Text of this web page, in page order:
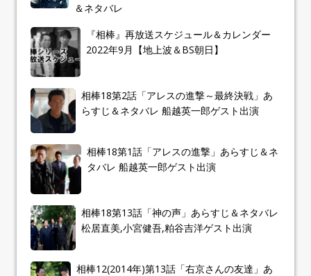
＆ネタバレ
『相棒』再放送スケジュール＆カレンダー
2022年9月【地上波＆BS朝日】
相棒18第2話「アレスの進撃～最終決戦」あ
らすじ＆ネタバレ 船越英一郎ゲスト出演
相棒18第1話「アレスの進撃」あらすじ＆ネ
タバレ 船越英一郎ゲスト出演
相棒18第13話「神の声」あらすじ＆ネタバレ
松居直美,小宮健吾,粕谷吉洋ゲスト出演
相棒12(2014年)第13話「右京さんの友達」あ